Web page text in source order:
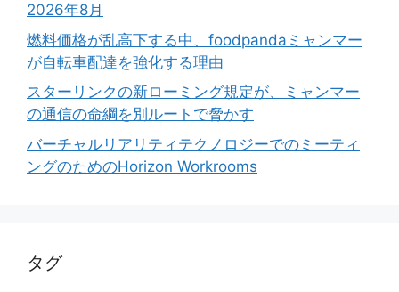
2026年8月
燃料価格が乱高下する中、foodpandaミャンマー
が自転車配達を強化する理由
スターリンクの新ローミング規定が、ミャンマー
の通信の命綱を別ルートで脅かす
バーチャルリアリティテクノロジーでのミーティ
ングのためのHorizon Workrooms
タグ